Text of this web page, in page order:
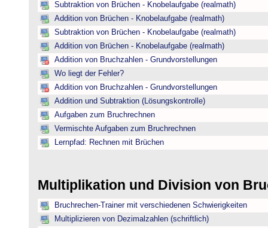
Subtraktion von Brüchen - Knobelaufgabe (realmath)
Addition von Brüchen - Knobelaufgabe (realmath)
Subtraktion von Brüchen - Knobelaufgabe (realmath)
Addition von Brüchen - Knobelaufgabe (realmath)
Addition von Bruchzahlen - Grundvorstellungen
Wo liegt der Fehler?
Addition von Bruchzahlen - Grundvorstellungen
Addition und Subtraktion (Lösungskontrolle)
Aufgaben zum Bruchrechnen
Vermischte Aufgaben zum Bruchrechnen
Lernpfad: Rechnen mit Brüchen
Multiplikation und Division von
Bruchrechen-Trainer mit verschiedenen Schwierigkeiten
Multiplizieren von Dezimalzahlen (schriftlich)